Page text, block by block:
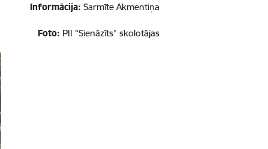
Informācija: Sarmīte Akmentiņa
Foto: PII "Sienāzīts" skolotājas